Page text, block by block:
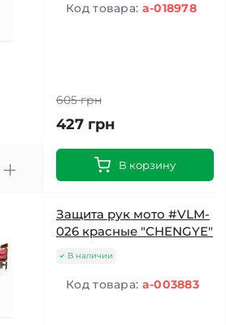
Код товара: a-018978
605 грн
427 грн
В корзину
Защита рук мото #VLM-
026 красные "CHENGYE"
В наличии
Код товара: a-003883